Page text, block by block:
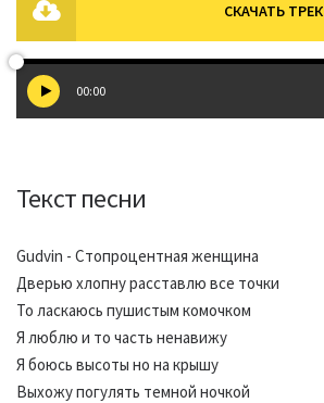
СКАЧАТЬ ТРЕК
00:00
Текст песни
Gudvin - Стопроцентная женщина
Дверью хлопну расставлю все точки
То ласкаюсь пушистым комочком
Я люблю и то часть ненавижу
Я боюсь высоты но на крышу
Выхожу погулять темной ночкой